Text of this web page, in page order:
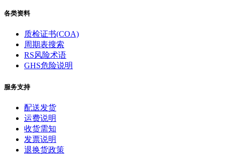
各类资料
质检证书(COA)
周期表搜索
RS风险术语
GHS危险说明
服务支持
配送发货
运费说明
收货需知
发票说明
退换货政策